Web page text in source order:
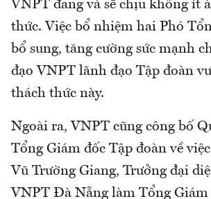
VNPT đang và sẽ chịu không ít
thức. Việc bổ nhiệm hai Phó
bổ sung, tăng cường sức mạnh
đạo VNPT lãnh đạo Tập đoàn
thách thức này.
Ngoài ra, VNPT cũng công bố
Tổng Giám đốc Tập đoàn về
Vũ Trường Giang, Trưởng đại
VNPT Đà Nẵng làm Tổng Giám